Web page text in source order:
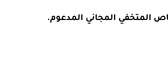
المتخفي المجاني المدعوم.